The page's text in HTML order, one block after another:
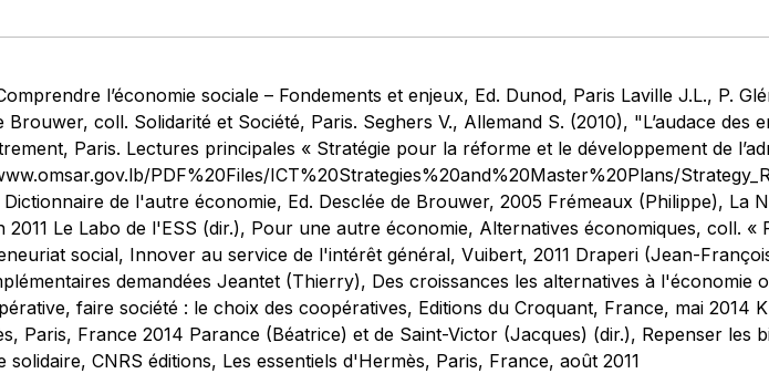
l’économie sociale – Fondements et enjeux, Ed. Dunod, Paris Laville J.L., P.
coll. Solidarité et Société, Paris. Seghers V., Allemand S. (2010), "L’audace
Paris. Lectures principales « Stratégie pour la réforme et le développement de
PDF%20Files/ICT%20Strategies%20and%20Master%20Plans/
de l'autre économie, Ed. Desclée de Brouwer, 2005 Frémeaux (Philippe), La
Le Labo de l'ESS (dir.), Pour une autre économie, Alternatives économiques, coll.
social, Innover au service de l'intérêt général, Vuibert, 2011 Draperi (Jean-
demandées Jeantet (Thierry), Des croissances les alternatives à l'économie
faire société : le choix des coopératives, Editions du Croquant, France, mai 2014
Paris, France 2014 Parance (Béatrice) et de Saint-Victor (Jacques) (dir.), Repenser les
CNRS éditions, Les essentiels d'Hermès, Paris, France, août 2011